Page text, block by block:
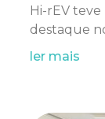
Hi-rEV teve
destaque
ler mais